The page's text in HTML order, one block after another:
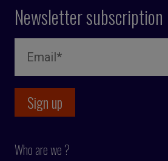
Newsletter subscription
Who are we ?